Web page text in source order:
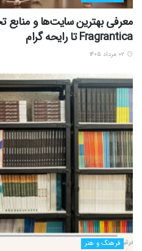
معرفی بهترین سایت‌ها و منابع
Fragrantica تا رایحه گرام
فرهنگ و هنر